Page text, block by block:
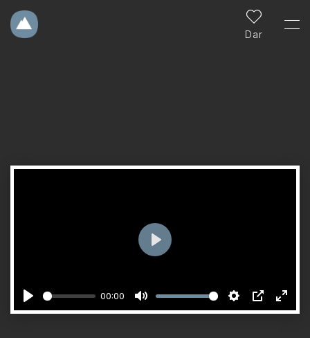
Dar
Jugar
00:00
Silenciar Ajustes
PIP
Jugar